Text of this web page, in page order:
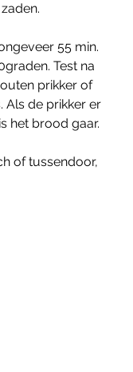
55 min.
Test na
prikker of
Als de prikker er
het brood gaar.
of tussendoor,